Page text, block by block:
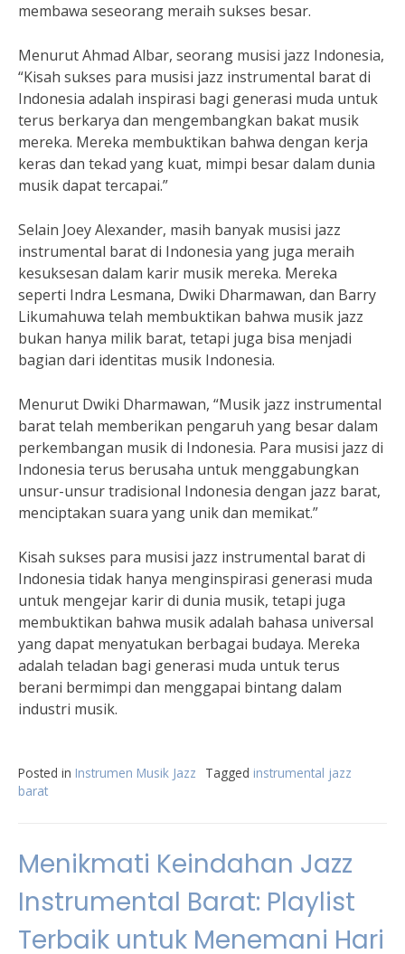
membawa seseorang meraih sukses besar.
Menurut Ahmad Albar, seorang musisi jazz Indonesia,
“Kisah sukses para musisi jazz instrumental barat di
Indonesia adalah inspirasi bagi generasi muda untuk
terus berkarya dan mengembangkan bakat musik
mereka. Mereka membuktikan bahwa dengan kerja
keras dan tekad yang kuat, mimpi besar dalam dunia
musik dapat tercapai.”
Selain Joey Alexander, masih banyak musisi jazz
instrumental barat di Indonesia yang juga meraih
kesuksesan dalam karir musik mereka. Mereka
seperti Indra Lesmana, Dwiki Dharmawan, dan Barry
Likumahuwa telah membuktikan bahwa musik jazz
bukan hanya milik barat, tetapi juga bisa menjadi
bagian dari identitas musik Indonesia.
Menurut Dwiki Dharmawan, “Musik jazz instrumental
barat telah memberikan pengaruh yang besar dalam
perkembangan musik di Indonesia. Para musisi jazz di
Indonesia terus berusaha untuk menggabungkan
unsur-unsur tradisional Indonesia dengan jazz barat,
menciptakan suara yang unik dan memikat.”
Kisah sukses para musisi jazz instrumental barat di
Indonesia tidak hanya menginspirasi generasi muda
untuk mengejar karir di dunia musik, tetapi juga
membuktikan bahwa musik adalah bahasa universal
yang dapat menyatukan berbagai budaya. Mereka
adalah teladan bagi generasi muda untuk terus
berani bermimpi dan menggapai bintang dalam
industri musik.
Posted in Instrumen Musik Jazz Tagged instrumental jazz
barat
Menikmati Keindahan Jazz
Instrumental Barat: Playlist
Terbaik untuk Menemani Hari